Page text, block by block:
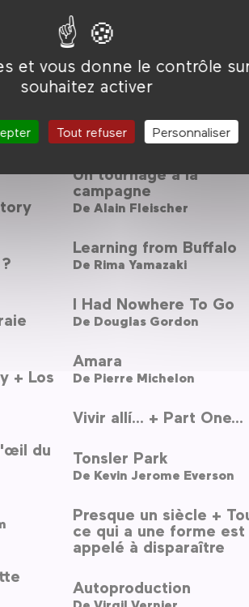
et vous donne le contrôle
souhaitez activer
Tout refuser Personnaliser
+ Los
du
Travaux sur rapports de
classe
DeHarun Farocki
Eden
DeEnrico Masi
Un tournage à la
campagne
De Alain Fleischer
Learning from Buffalo
De Rima Yamazaki
I Had Nowhere To Go
De Douglas Gordon
Amara
De Pierre Michelon
Vivir allí... + Part One...
Tonsler Park
De Kevin Jerome Everson
Presque un siècle +
ce qui a une forme est
appelé à disparaître
Autoproduction